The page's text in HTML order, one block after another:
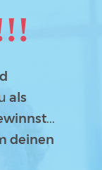
als
...
deinen